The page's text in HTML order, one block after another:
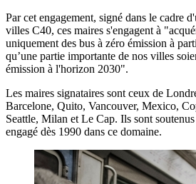
Par cet engagement, signé dans le cadre
villes C40, ces maires s'engagent à
uniquement des bus à zéro émission à
qu’une partie importante de nos villes
émission à l'horizon 2030".
Les maires signataires sont ceux de
Barcelone, Quito, Vancouver, Mexico,
Seattle, Milan et Le Cap. Ils sont
engagé dès 1990 dans ce domaine.